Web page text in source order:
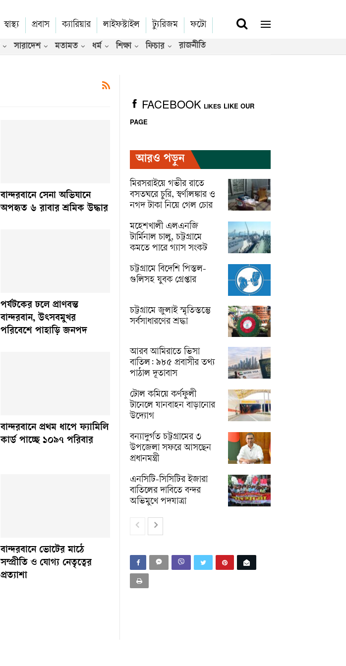
স্বাস্থ্য প্রবাস ক্যারিয়ার লাইফস্টাইল ট্যুরিজম ফটো
সারাদেশ মতামত ধর্ম শিক্ষা ফিচার রাজনীতি
বান্দরবানে সেনা অভিযানে
অপহৃত ৬ রাবার শ্রমিক উদ্ধার
পর্যটকের ঢলে প্রাণবন্ত
বান্দরবান, উৎসবমুখর
পরিবেশে পাহাড়ি জনপদ
বান্দরবানে প্রথম ধাপে ফ্যামিলি
কার্ড পাচ্ছে ১০৯৭ পরিবার
বান্দরবানে ভোটের মাঠে
সম্প্রীতি ও যোগ্য নেতৃত্বের
প্রত্যাশা
FACEBOOK LIKES LIKE OUR
PAGE
আরও পড়ুন
মিরসরাইয়ে গভীর রাতে
বসতঘরে চুরি, স্বর্ণালঙ্কার ও
নগদ টাকা নিয়ে গেল চোর
মহেশখালী এলএনজি
টার্মিনাল চালু, চট্টগ্রামে
কমতে পারে গ্যাস সংকট
চট্টগ্রামে বিদেশি পিস্তল-
গুলিসহ যুবক গ্রেপ্তার
চট্টগ্রামে জুলাই স্মৃতিস্তম্ভে
সর্বসাধারণের শ্রদ্ধা
আরব আমিরাতে ভিসা
বাতিল: ৯৮৫ প্রবাসীর তথ্য
পাঠাল দূতাবাস
টোল কমিয়ে কর্ণফুলী
টানেলে যানবাহন বাড়ানোর
উদ্যোগ
বন্যাদুর্গত চট্টগ্রামের ৩
উপজেলা সফরে আসছেন
প্রধানমন্ত্রী
এনসিটি-সিসিটির ইজারা
বাতিলের দাবিতে বন্দর
অভিমুখে পদযাত্রা